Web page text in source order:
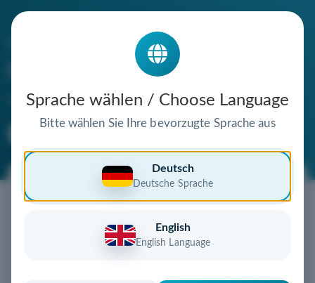
Sprache wählen / Choose Language
Bitte wählen Sie Ihre bevorzugte Sprache aus
Deutsch
Deutsche Sprache
English
English Language
hausverwaltung-stoiber.de
steht zum Verkauf
Jetzt diese Wunschdomain
Diese Domain könnte schon bald Ihnen gehören!